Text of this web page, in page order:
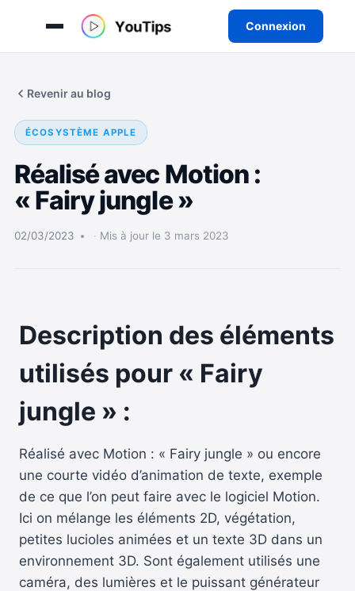
Connexion
Revenir au blog
ÉCOSYSTÈME APPLE
Réalisé avec Motion :
« Fairy jungle »
02/03/2023 Mis à jour le 3 mars 2023
Description des éléments
utilisés pour « Fairy
jungle » :
Réalisé avec Motion : « Fairy jungle » ou encore
une courte vidéo d’animation de texte, exemple
de ce que l’on peut faire avec le logiciel Motion.
Ici on mélange les éléments 2D, végétation,
petites lucioles animées et un texte 3D dans un
environnement 3D. Sont également utilisés une
caméra, des lumières et le puissant générateur